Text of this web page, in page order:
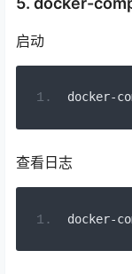
启动
docker-
查看日志
docker-